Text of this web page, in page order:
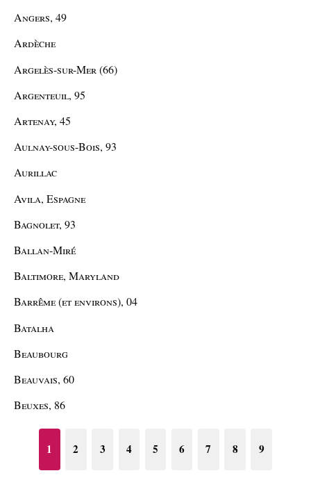
Angers, 49
Ardèche
Argelès-sur-Mer (66)
Argenteuil, 95
Artenay, 45
Aulnay-sous-Bois, 93
Aurillac
Avila, Espagne
Bagnolet, 93
Ballan-Miré
Baltimore, Maryland
Barrême (et environs), 04
Batalha
Beaubourg
Beauvais, 60
Beuxes, 86
1 2 3 4 5 6 7 8 9